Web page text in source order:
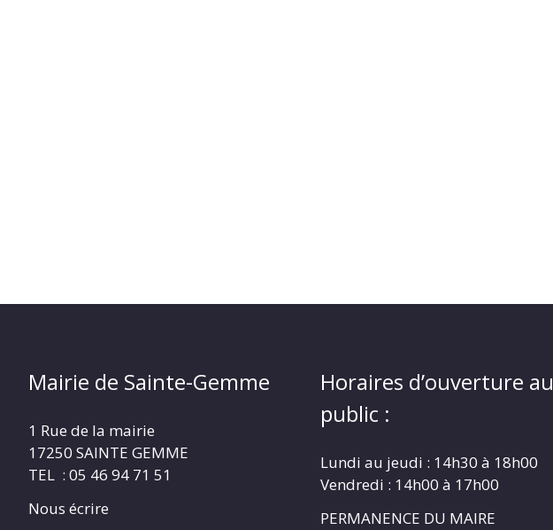
Mairie de Sainte-Gemme
1 Rue de la mairie
17250 SAINTE GEMME
TEL : 05 46 94 71 51
Nous écrire
Horaires d’ouverture au
public :
Lundi au jeudi : 14h30 à 18h00
Vendredi : 14h00 à 17h00
PERMANENCE DU MAIRE